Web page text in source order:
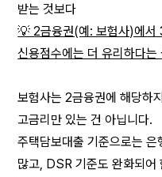
받는 것보다
💡 2금융권(예: 보험사)에서
신용점수에는 더 유리하다는
보험사는 2금융권에 해당하
고금리만 있는 건 아닙니다.
주택담보대출 기준으로는
많고, DSR 기준도 완화되어